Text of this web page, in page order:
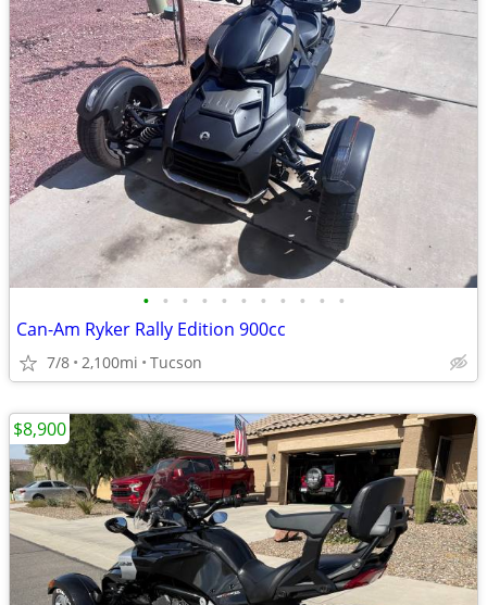
• • • • • • • • • • •
Can-Am Ryker Rally Edition 900cc
7/8 2,100mi Tucson
$8,900